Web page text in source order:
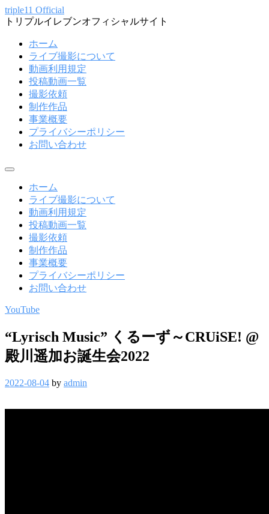
コ
ン
triple11 Official
トリプルイレブンオフィシャルサイト
ホーム
ライブ撮影について
動画利用規定
投稿動画一覧
撮影依頼
制作作品
事業概要
プライバシーポリシー
お問い合わせ
メ
ホーム
ライブ撮影について
動画利用規定
投稿動画一覧
撮影依頼
制作作品
事業概要
プライバシーポリシー
お問い合わせ
YouTube
“Lyrisch Music” くるーず～CRUiSE! @
殿川遥加お誕生会2022
2022-08-04 by admin